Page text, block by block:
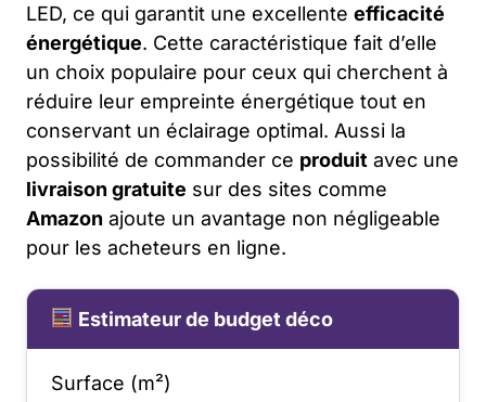
LED, ce qui garantit une excellente efficacité
énergétique. Cette caractéristique fait d’elle
un choix populaire pour ceux qui cherchent à
réduire leur empreinte énergétique tout en
conservant un éclairage optimal. Aussi la
possibilité de commander ce produit avec une
livraison gratuite sur des sites comme
Amazon ajoute un avantage non négligeable
pour les acheteurs en ligne.
Estimateur de budget déco
Surface (m²)